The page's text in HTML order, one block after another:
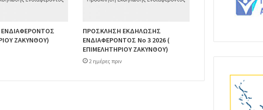
ΖΑΚΥΝΘΟΥ)
ΠΡΟΣΚΛΗΣΗ ΕΚΔΗΛΩΣΗΣ
ΕΝΔΙΑΦΕΡΟΝΤΟΣ Νο 3 2026 (
ΕΠΙΜΕΛΗΤΗΡΙΟΥ ΖΑΚΥΝΘΟΥ)
2 ημέρες πριν